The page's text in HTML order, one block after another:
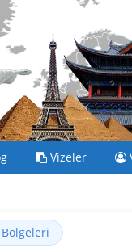
Vizeler